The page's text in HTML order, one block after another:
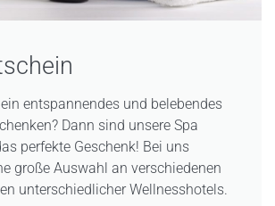
entspannendes und belebendes
Dann sind unsere Spa
perfekte Geschenk! Bei uns
große Auswahl an verschiedenen
unterschiedlicher Wellnesshotels.